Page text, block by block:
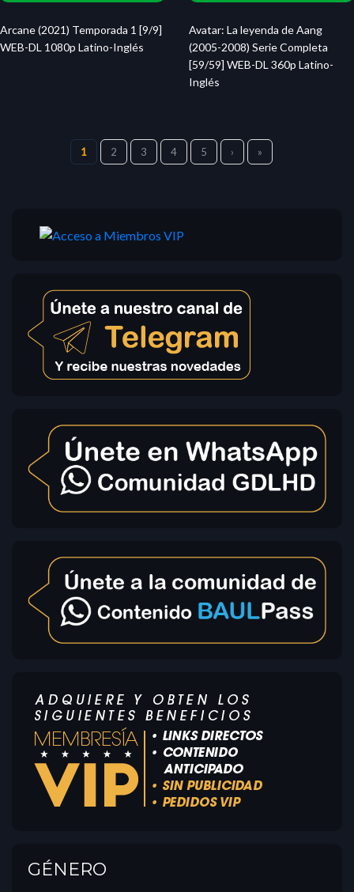
Arcane (2021) Temporada 1 [9/9]
WEB-DL 1080p Latino-Inglés
Avatar: La leyenda de Aang
(2005-2008) Serie Completa
[59/59] WEB-DL 360p Latino-
Inglés
1 2 3 4 5 › »
GÉNERO